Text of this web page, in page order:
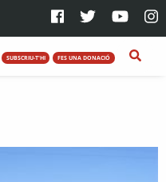
SUBSCRIU-T'HI FES UNA DONACIÓ